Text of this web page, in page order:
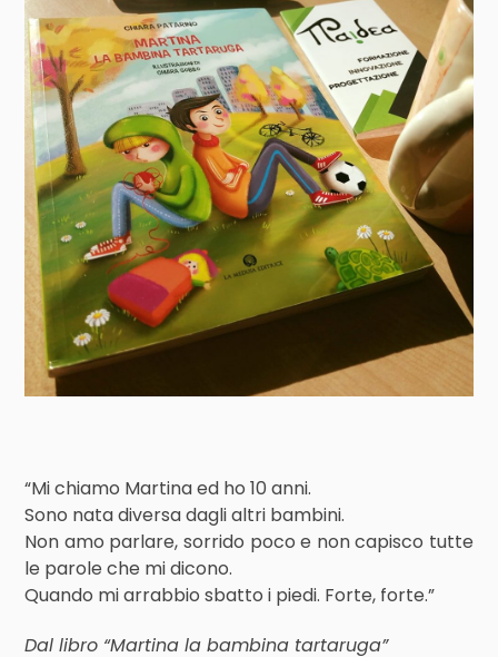
“Mi chiamo Martina ed ho 10 anni.
Sono nata diversa dagli altri bambini.
Non amo parlare, sorrido poco e non capisco tutte
le parole che mi dicono.
Quando mi arrabbio sbatto i piedi. Forte, forte.”
Dal libro “Martina la bambina tartaruga”